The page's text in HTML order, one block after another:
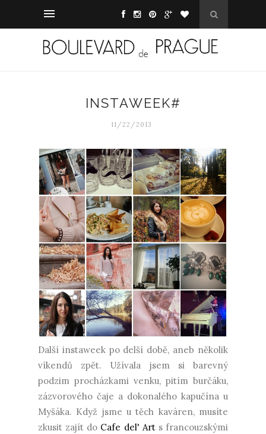
INSTAWEEK#
11/22/2013
Další instaweek po delší době, aneb několik
víkendů zpět. Užívala jsem si barevný
podzim procházkami venku, pitím burčáku,
zázvorového čaje a dokonalého kapučína u
Myšáka. Když jsme u těch kaváren, musíte
zkusit zajít do Cafe del' Arts francouzskými